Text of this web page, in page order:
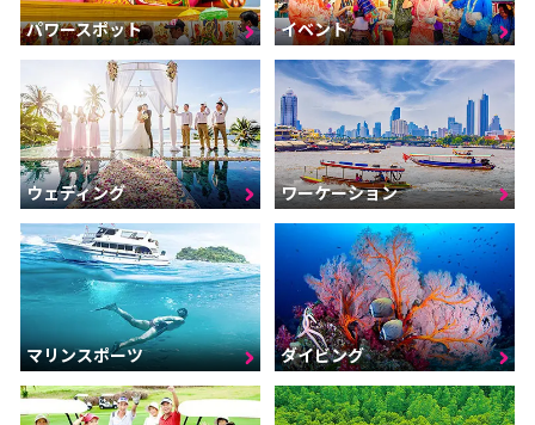
パワースポット イベント
ウェディング ワーケーション
マリンスポーツ ダイビング